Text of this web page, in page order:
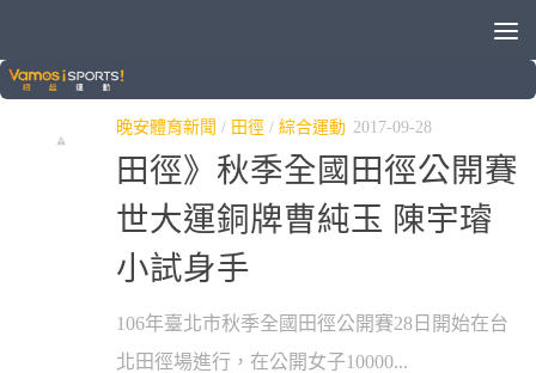
標籤：陳宇璿
晚安體育新聞 / 田徑 / 綜合運動 2017-09-28
田徑》秋季全國田徑公開賽
世大運銅牌曹純玉 陳宇璿
小試身手
106年臺北市秋季全國田徑公開賽28日開始在台
北田徑場進行，在公開女子10000...